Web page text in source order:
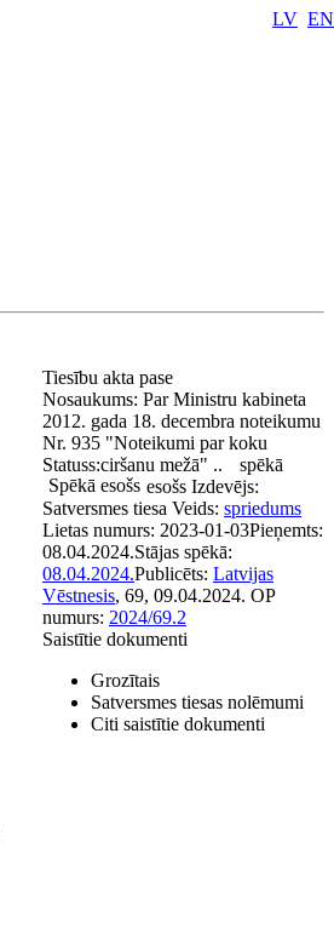
LV EN
Tiesību akta pase
Nosaukums: Par Ministru kabineta
2012. gada 18. decembra noteikumu
Nr. 935 "Noteikumi par koku
ciršanu mežā" ..
Statuss:
Spēkā esošs
spēkā
esošs Izdevējs:
Satversmes tiesa Veids: spriedums
Lietas numurs: 2023-01-03Pieņemts:
08.04.2024.Stājas spēkā:
08.04.2024.Publicēts: Latvijas
Vēstnesis, 69, 09.04.2024. OP
numurs: 2024/69.2
Saistītie dokumenti
Grozītais
Satversmes tiesas nolēmumi
Citi saistītie dokumenti